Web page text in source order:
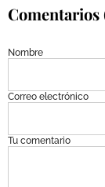
Comentarios
Nombre
Correo electrónico
Tu comentario